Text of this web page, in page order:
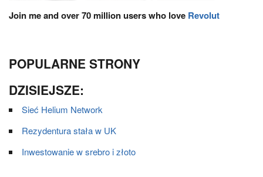
Join me and over 70 million users who love Revolut
POPULARNE STRONY
DZISIEJSZE:
Sieć Helium Network
Rezydentura stała w UK
Inwestowanie w srebro i złoto